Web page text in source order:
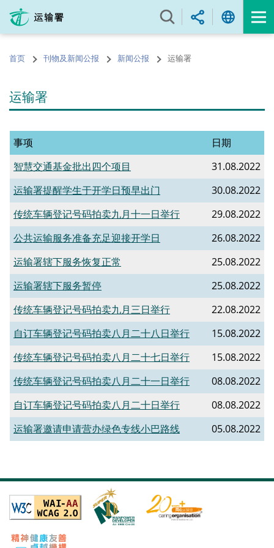
内
的首页 刊物及新闻公报 新闻公报 运输署
运输署
事项
日期
智慧交通基金批出四个项目
31.08.2022
运输署提醒学生于开学日预早出门
30.08.2022
传统车辆登记号码拍卖九月十一日举行
29.08.2022
公共运输服务准备充足迎接开学日
26.08.2022
运输署辖下服务恢复正常
25.08.2022
​运输署辖下服务暂停
25.08.2022
传统车辆登记号码拍卖九月三日举行
22.08.2022
自订车辆登记号码拍卖八月二十八日举行
15.08.2022
传统车辆登记号码拍卖八月二十七日举行
15.08.2022
传统车辆登记号码拍卖八月二十一日举行
08.08.2022
自订车辆登记号码拍卖八月二十日举行
08.08.2022
运输署邀请申请营办绿色专线小巴路线
05.08.2022